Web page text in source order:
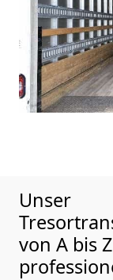
Unser
von A bis